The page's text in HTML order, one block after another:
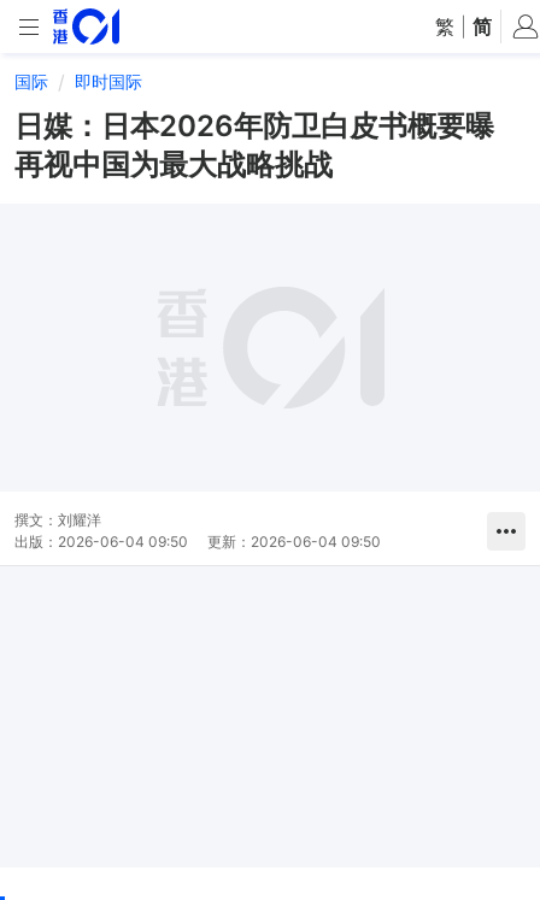
繁 简
国际 即时国际
日媒：日本2026年防卫白皮书概要曝
再视中国为最大战略挑战
撰文： 刘耀洋
出版： 2026-06-04 09:50 更新： 2026-06-04 09:50